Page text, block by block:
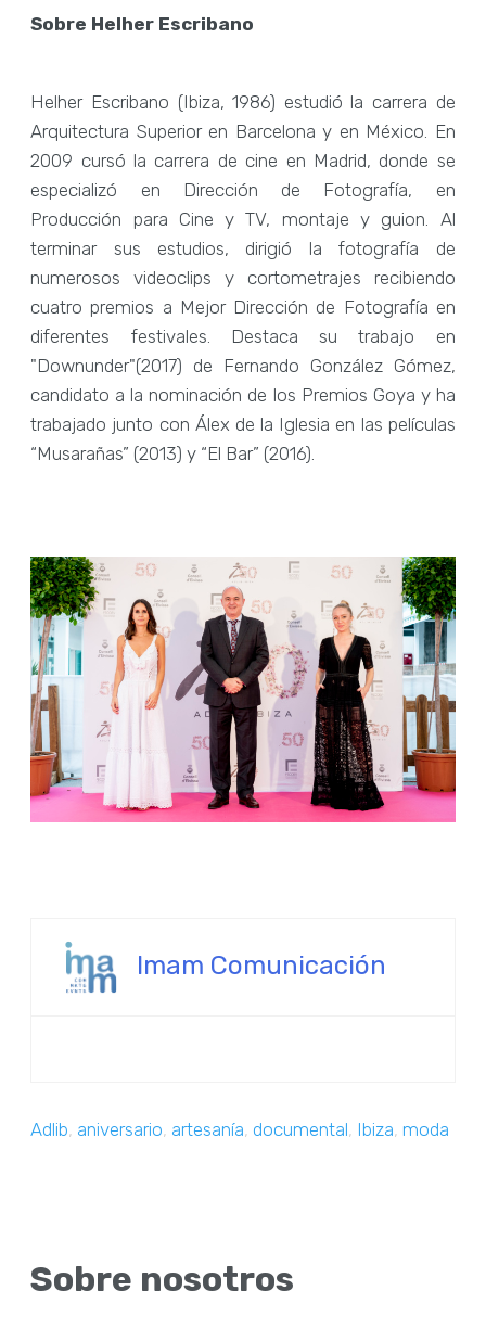
Sobre Helher Escribano
Helher Escribano (Ibiza, 1986) estudió la carrera de
Arquitectura Superior en Barcelona y en México. En
2009 cursó la carrera de cine en Madrid, donde se
especializó en Dirección de Fotografía, en
Producción para Cine y TV, montaje y guion. Al
terminar sus estudios, dirigió la fotografía de
numerosos videoclips y cortometrajes recibiendo
cuatro premios a Mejor Dirección de Fotografía en
diferentes festivales. Destaca su trabajo en
"Downunder"(2017) de Fernando González Gómez,
candidato a la nominación de los Premios Goya y ha
trabajado junto con Álex de la Iglesia en las películas
“Musarañas” (2013) y “El Bar” (2016).
Imam Comunicación
Adlib, aniversario, artesanía,documental, Ibiza,moda
Sobre nosotros